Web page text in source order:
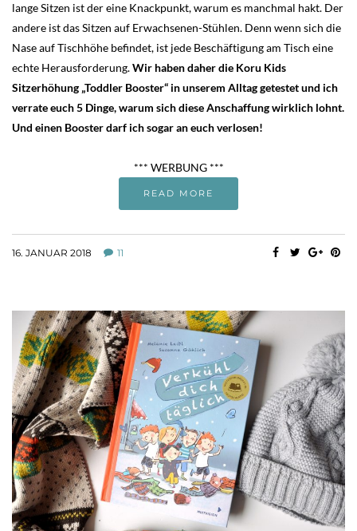
lange Sitzen ist der eine Knackpunkt, warum es manchmal hakt. Der
andere ist das Sitzen auf Erwachsenen-Stühlen. Denn wenn sich die
Nase auf Tischhöhe befindet, ist jede Beschäftigung am Tisch eine
echte Herausforderung.Wir haben daher die Koru Kids
Sitzerhöhung „Toddler Booster“ in unserem Alltag getestet und ich
verrate euch 5 Dinge, warum sich diese Anschaffung wirklich lohnt.
Und einen Booster darf ich sogar an euch verlosen!
*** WERBUNG ***
READ MORE
16. JANUAR 2018 11